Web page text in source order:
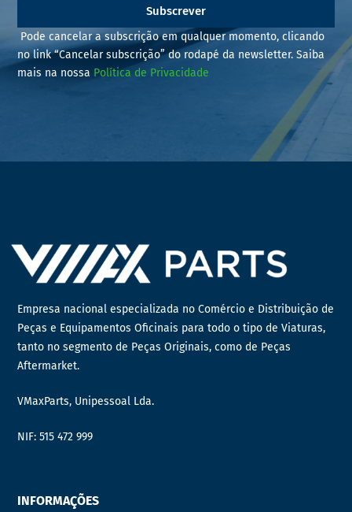
Subscrever
Pode cancelar a subscrição em qualquer momento, clicando
no link “Cancelar subscrição” do rodapé da newsletter. Saiba
mais na nossa Política de Privacidade
Empresa nacional especializada no Comércio e Distribuição de
Peças e Equipamentos Oficinais para todo o tipo de Viaturas,
tanto no segmento de Peças Originais, como de Peças
Aftermarket.
VMaxParts, Unipessoal Lda.
NIF: 515 472 999
INFORMAÇÕES